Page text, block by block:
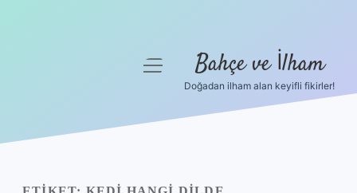
Yasal Uyarı
menüyü
Bahçe ve İlham
Doğadan ilham alan keyifli fikirler!